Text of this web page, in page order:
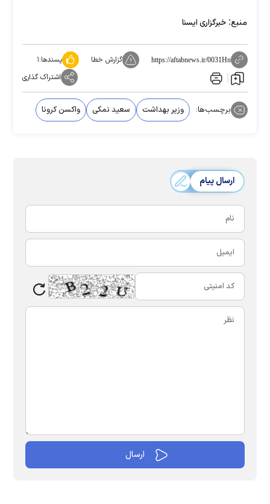
منبع: خبرگزاری ایسنا
https://aftabnews.ir/0031Hn گزارش خطا پسندها:۱
اشتراک گذاری
برچسب‌ها: وزیر بهداشت سعید نمکی واکسن کرونا
ارسال پیام